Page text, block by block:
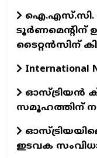
ഐ.എസ്.സി.
ടൂര്‍ണമെന്റിന്
ടൈറ്റന്‍സിന്
International
ഓസ്ട്രിയന്‍
സമൂഹത്തിന്
ഇടവക